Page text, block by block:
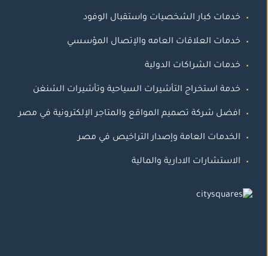
خدمات كبار الشخصيات واستقبال الوفود
خدمات العلاقات العامه والإتصال المؤسسي
خدمات الشراكات الدولية
خدمة استخراج التأشيرات السياحية وتأشيرات الشنغن
افضل شركة تصميم المواقع والمتاجر الإلكترونية في مصر
الخدمات العامة وإصدار التراخيص في مصر
الاستشارات الادارية والمالية